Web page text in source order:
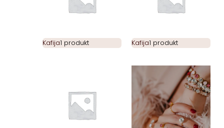
Kafija1 produkt Kafija1 produkt